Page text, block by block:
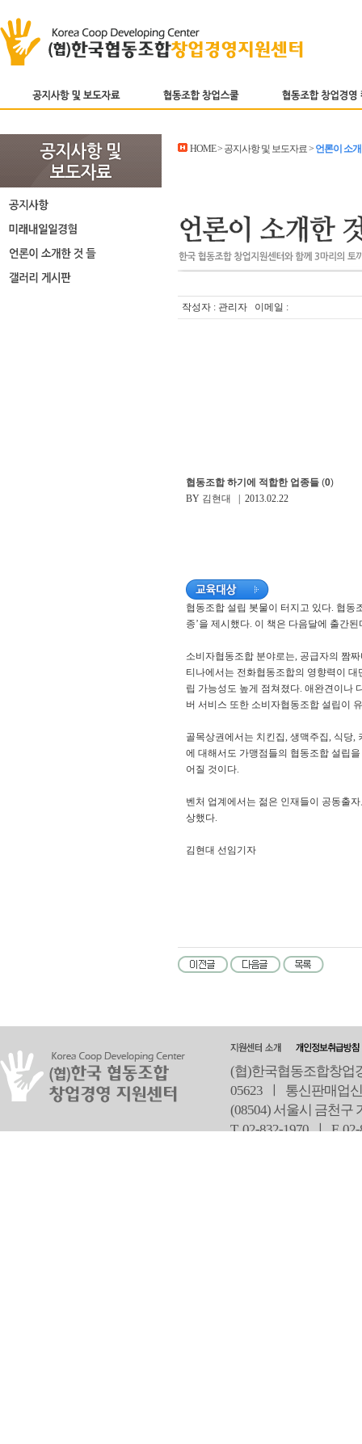
HOME > 공지사항 및 보도자료 > 언론이 소
작성자 : 관리자 이메일 :
협동조합 하기에 적합한 업종들 (0)
BY 김현대 | 2013.02.22
협동조합 설립 봇물이 터지고 있다. 협동
종’을 제시했다. 이 책은 다음달에 출간된
소비자협동조합 분야로는, 공급자의 짬
티나에서는 전화협동조합의 영향력이
립 가능성도 높게 점쳐졌다. 애완견이나
버 서비스 또한 소비자협동조합 설립이
골목상권에서는 치킨집, 생맥주집, 식당,
에 대해서도 가맹점들의 협동조합 설립
어질 것이다.
벤처 업계에서는 젊은 인재들이 공동출
상했다.
김현대 선임기자
(협)한국협동조합창업
05623 ㅣ 통신판매업
(08504) 서울시 금천구
T 02-832-1970 ㅣF